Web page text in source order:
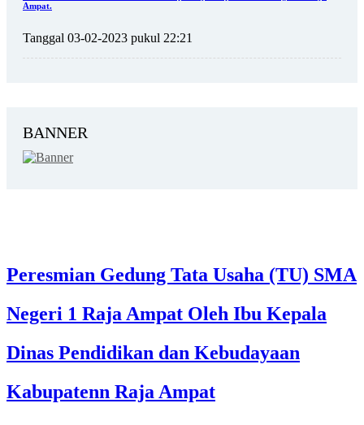
Ampat.
Tanggal 03-02-2023 pukul 22:21
BANNER
Peresmian Gedung Tata Usaha (TU) SMA
Negeri 1 Raja Ampat Oleh Ibu Kepala
Dinas Pendidikan dan Kebudayaan
Kabupatenn Raja Ampat